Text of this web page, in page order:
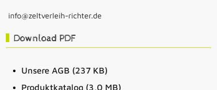
info@zeltverleih-richter.de
Download PDF
Unsere AGB (237 KB)
Produktkatalog (3,0 MB)